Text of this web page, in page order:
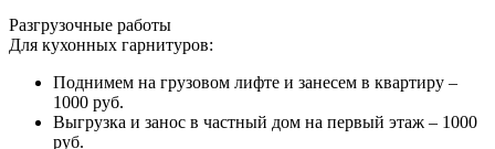
Разгрузочные работы
Для кухонных гарнитуров:
Поднимем на грузовом лифте и занесем в квартиру –
1000 руб.
Выгрузка и занос в частный дом на первый этаж – 1000
руб.